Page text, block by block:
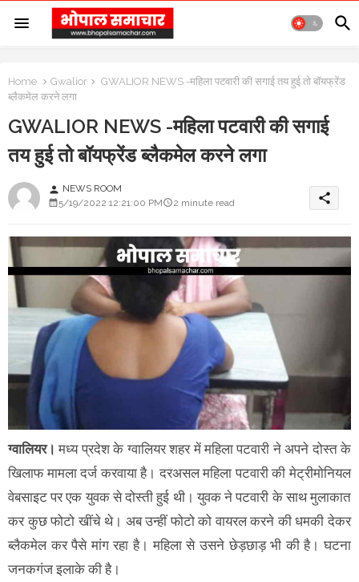
Home Gwalior
GWALIOR NEWS -महिला पटवारी की सगाई तय हुई तो बॉयफ्रेंड
ब्लैकमेल करने लगा
GWALIOR NEWS -महिला पटवारी की सगाई
तय हुई तो बॉयफ्रेंड ब्लैकमेल करने लगा
person NEWS ROOM
5/19/2022 12:21:00 PM
2 minute read share
ग्वालियर। मध्य प्रदेश के ग्वालियर शहर में महिला पटवारी ने अपने दोस्त के
खिलाफ मामला दर्ज करवाया है। दरअसल महिला पटवारी की मेट्रीमोनियल
वेबसाइट पर एक युवक से दोस्ती हुई थी। युवक ने पटवारी के साथ मुलाकात
कर कुछ फोटो खींचे थे। अब उन्हीं फोटो को वायरल करने की धमकी देकर
ब्लैकमेल कर पैसे मांग रहा है। महिला से उसने छेड़छाड़ भी की है। घटना
जनकगंज इलाके की है।